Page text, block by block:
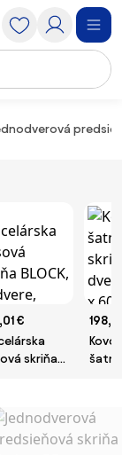
€
skriňa
× 1748 mm,
600